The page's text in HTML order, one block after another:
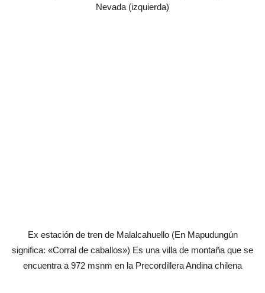
Nevada (izquierda)
Ex estación de tren de Malalcahuello (En Mapudungún
significa: «Corral de caballos») Es una villa de montaña que se
encuentra a 972 msnm en la Precordillera Andina chilena